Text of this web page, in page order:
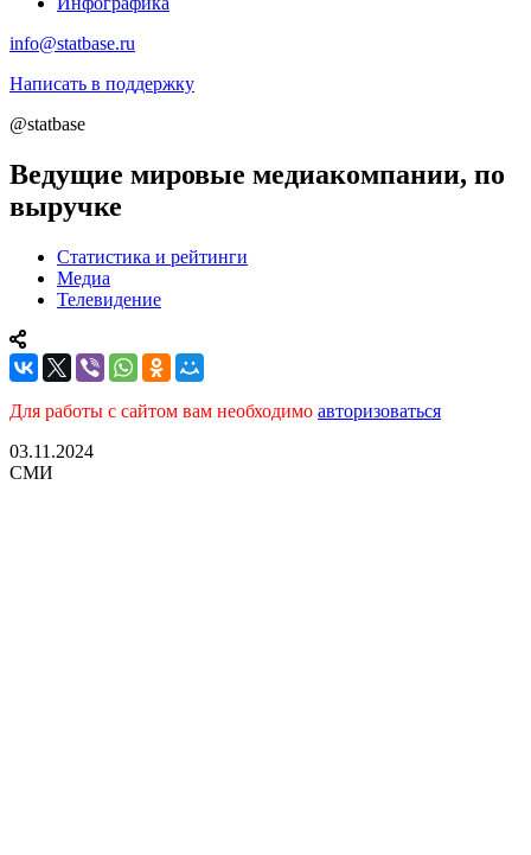
info@statbase.ru
Написать в поддержку
@statbase
Ведущие мировые медиакомпании, по
выручке
Статистика и рейтинги
Медиа
Телевидение
Для работы с сайтом вам необходимо авторизоваться
03.11.2024
СМИ